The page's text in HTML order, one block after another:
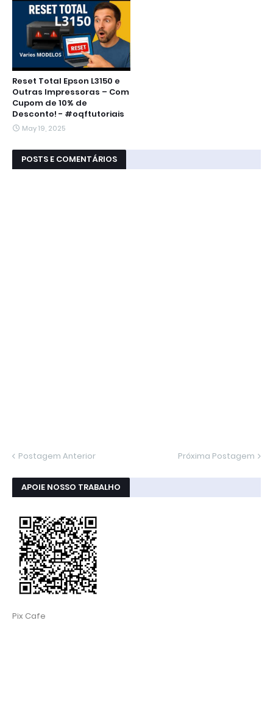
Reset Total Epson L3150 e
Outras Impressoras – Com
Cupom de 10% de
Desconto! - #oqftutoriais
May 19, 2025
POSTS E COMENTÁRIOS
Postagem Anterior Próxima Postagem
APOIE NOSSO TRABALHO
Pix Cafe